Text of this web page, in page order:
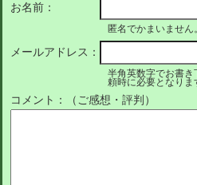
お名前：
匿名でかまいません
メールアドレス：
半角英数字でお書き
頼時に必要となりま
コメント：（ご感想・評判）